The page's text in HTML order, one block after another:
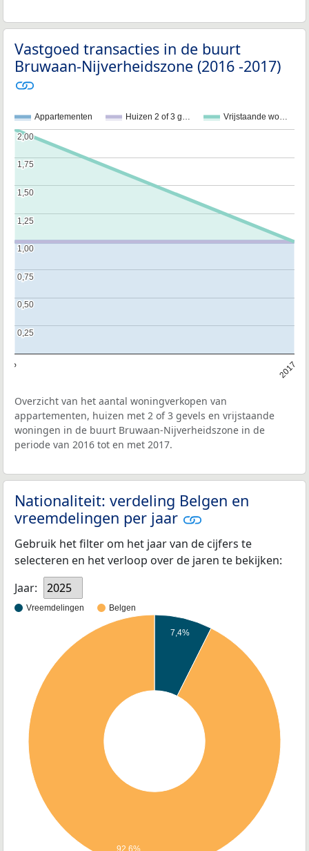
Vastgoed transacties in de buurt
Bruwaan-Nijverheidszone (2016 -2017)
Appartementen Huizen 2 of 3 g… Vrijstaande wo…
2017
0,25
0,25
0,50
0,50
0,75
0,75
1,00
1,00
1,25
1,25
1,50
1,50
1,75
1,75
2,00
2,00
Overzicht van het aantal woningverkopen van
appartementen, huizen met 2 of 3 gevels en vrijstaande
woningen in de buurt Bruwaan-Nijverheidszone in de
periode van 2016 tot en met 2017.
Nationaliteit: verdeling Belgen en
vreemdelingen per jaar
Gebruik het filter om het jaar van de cijfers te
selecteren en het verloop over de jaren te bekijken:
Jaar:
2025
Vreemdelingen Belgen
7,4%